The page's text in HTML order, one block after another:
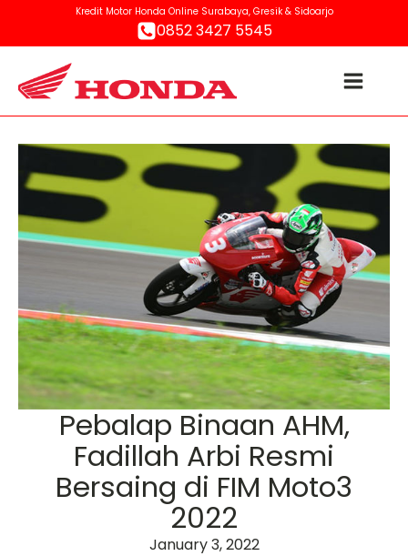
Kredit Motor Honda Online Surabaya, Gresik & Sidoarjo
0852 3427 5545
Pebalap Binaan AHM,
Fadillah Arbi Resmi
Bersaing di FIM Moto3
2022
January 3, 2022